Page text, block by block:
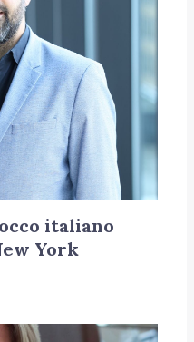
italiano
York